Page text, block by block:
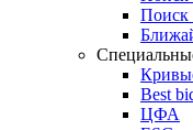
Облигации
Поиски
Поиск
Поиск
Поиск